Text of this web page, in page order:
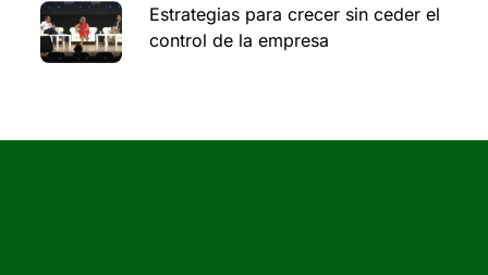
Estrategias para crecer sin ceder el
control de la empresa